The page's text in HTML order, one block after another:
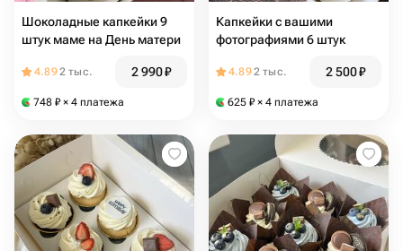
Шоколадные капкейки 9
штук маме на День матери
4.892 тыс. 2 990₽
748 ₽ × 4 платежа
Капкейки с вашими
фотографиями 6 штук
4.892 тыс. 2 500₽
625 ₽ × 4 платежа